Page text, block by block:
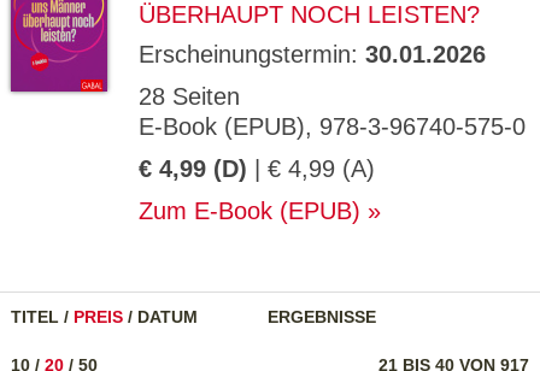
ÜBERHAUPT NOCH LEISTEN?
Erscheinungstermin: 30.01.2026
28 Seiten
E-Book (EPUB), 978-3-96740-575-0
€ 4,99 (D) | € 4,99 (A)
Zum E-Book (EPUB)
TITEL / PREIS / DATUM ERGEBNISSE
21 BIS 40 VON 917
10 / 20 / 50